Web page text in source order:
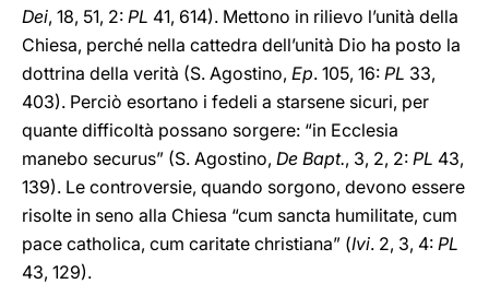
Dei, 18, 51, 2: PL 41, 614). Mettono in rilievo l’unità della
Chiesa, perché nella cattedra dell’unità Dio ha posto la
dottrina della verità (S. Agostino, Ep. 105, 16: PL 33,
403). Perciò esortano i fedeli a starsene sicuri, per
quante difficoltà possano sorgere: “in Ecclesia
manebo securus” (S. Agostino, De Bapt., 3, 2, 2: PL 43,
139). Le controversie, quando sorgono, devono essere
risolte in seno alla Chiesa “cum sancta humilitate, cum
pace catholica, cum caritate christiana” (Ivi. 2, 3, 4: PL
43, 129).